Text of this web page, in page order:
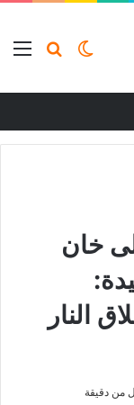
بحثالوضع
سيواجه عواقب
خان
النار
من دقيقة